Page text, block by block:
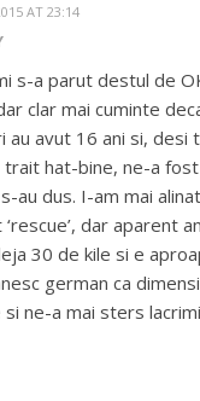
AT 23:14
s-a parut destul de
clar mai cuminte
au avut 16 ani si, desi
trait hat-bine, ne-a
au dus. I-am mai
‘rescue’, dar aparent
30 de kile si e
german ca
si ne-a mai sters